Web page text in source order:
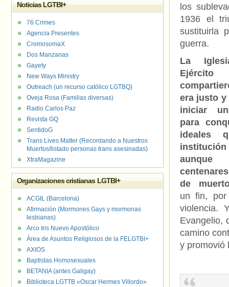
los
1936 el
sustituirla
guerra.
La
Ejército
era justo y
iniciar
para
ideales
aunque
de
un fin, por
violencia.
Evangelio,
camino
y promovió
Noticias LGTBI+
76 Crimes
Agencia Presentes
CromosomaX
Dos Manzanas
Gayety
New Ways Ministry
Outreach (un recurso católico LGTBQ)
Oveja Rosa (Familias diversas)
Radio Carlos Paz
Revista GQ
SentidoG
Trans Lives Matter (Recordando a Nuestros
Muertos/listado personas trans asesinadas)
XtraMagazine
Organizaciones cristianas LGTBI+
ACGIL (Barcelona)
Afirmación (Mormones Gays y mormonas
lesbianas)
Arco Iris Nuevo Apostólico
Área de Asuntos Religiosos de la FELGTBI+
AXIOS
Baptistas Homosexuales
BETANIA (antes Galigay)
Biblioteca LGTTB «Oscar Hermes Villordo»